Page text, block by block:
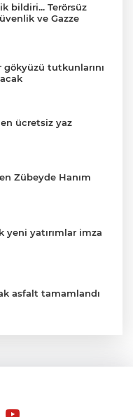
bildiri... Terörsüz
ve Gazze
tutkunlarını
ücretsiz yaz
Zübeyde Hanım
yeni yatırımlar imza
asfalt tamamlandı
için koruma
canlısı türü kayıt